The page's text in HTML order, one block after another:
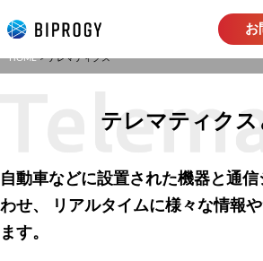
お
HOME テレマティクス
テレマティクス
自動車などに設置された機器と通
わせ、
ます。